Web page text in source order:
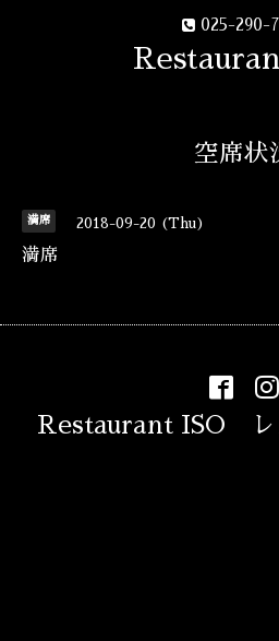
025-290-
空席状
満席 2018-09-20 (Thu)
満席
Restaurant ISO レ